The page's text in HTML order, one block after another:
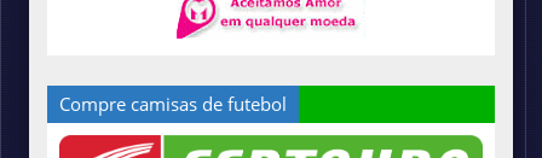
Compre camisas de futebol